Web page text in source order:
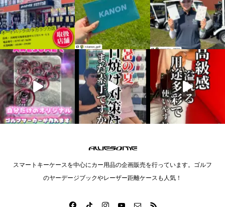
スマートキーケースを中心にカー用品の企画販売を行っています。ゴルフ
のヤーデージブックやレーザー距離ケースも人気！